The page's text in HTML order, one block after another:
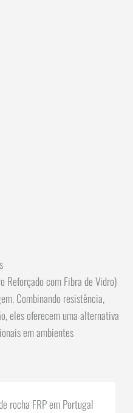
Reforçado com Fibra de Vidro)
Combinando resistência,
eles oferecem uma alternativa
em ambientes
rocha FRP em Portugal